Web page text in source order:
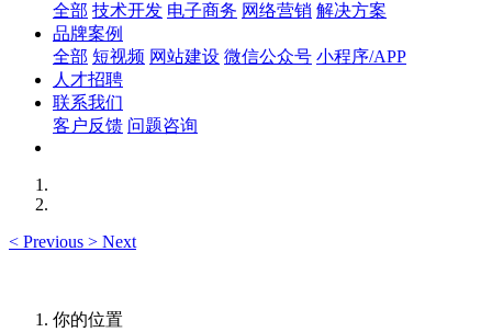
全部 技术开发 电子商务 网络营销 解决方案
品牌案例
全部 短视频 网站建设 微信公众号 小程序/APP
人才招聘
联系我们
客户反馈 问题咨询
< Previous > Next
你的位置